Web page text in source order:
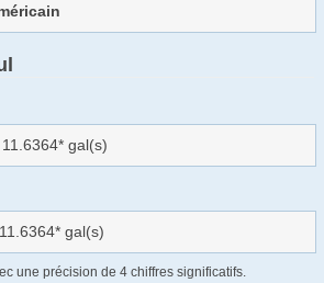
gal(s)
gal(s)
une précision de 4 chiffres significatifs.